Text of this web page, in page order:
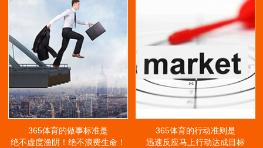
365体育的做事标准是
绝不虚度渔阴！绝不浪费生命！
365体育的行动准则是
迅速反应马上行动达成目标